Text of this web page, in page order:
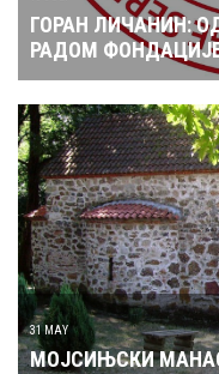
ГОРАН ЛИЧАНИН:
РАДОМ
31 MAY
МОЈСИЊСКИ